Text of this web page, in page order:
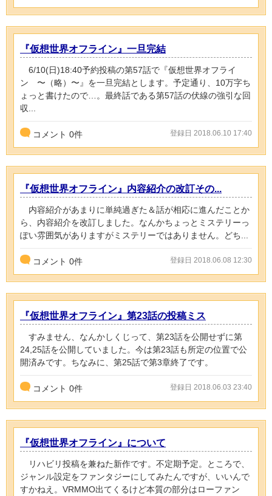
『仮想世界オフライン』一旦完結
6/10(日)18:40予約投稿の第57話で『仮想世界オフライ
ン 〜（略）〜』を一旦完結とします。予定通り、10万字ち
ょっと書けたので…。最終話である第57話の伏線の強引な回
収...
コメント 0件 登録日 2018.06.10 17:40
『仮想世界オフライン』内容紹介の改訂その...
内容紹介があまりに単純過ぎた＆話が相応に進んだことか
ら、内容紹介を改訂しました。なんかちょっとミステリーっ
ぽい雰囲気がありますがミステリーではありません。どち...
コメント 0件 登録日 2018.06.08 12:30
『仮想世界オフライン』第23話の投稿ミス
すみません、なんかしくじって、第23話を公開せずに第
24,25話を公開していました。今は第23話も所定の位置で公
開済みです。ちなみに、第25話で第3章終了です。
コメント 0件 登録日 2018.06.03 23:40
『仮想世界オフライン』について
リハビリ投稿を兼ねた新作です。不定期予定。ところで、
ジャンル設定をファンタジーにしてみたんですが、いいんで
すかねえ。VRMMO出てくるけど本質の部分はローファン